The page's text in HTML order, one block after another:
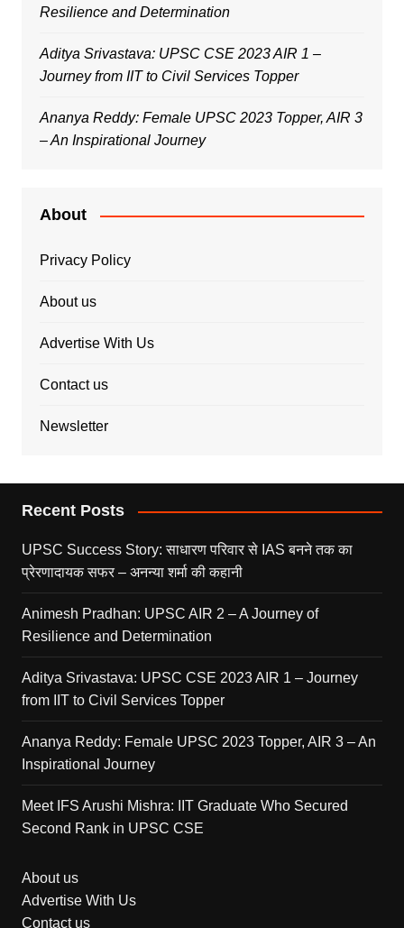
Resilience and Determination
Aditya Srivastava: UPSC CSE 2023 AIR 1 –
Journey from IIT to Civil Services Topper
Ananya Reddy: Female UPSC 2023 Topper, AIR 3
– An Inspirational Journey
About
Privacy Policy
About us
Advertise With Us
Contact us
Newsletter
Recent Posts
UPSC Success Story: साधारण परिवार से IAS बनने तक का
प्रेरणादायक सफर – अनन्या शर्मा की कहानी
Animesh Pradhan: UPSC AIR 2 – A Journey of
Resilience and Determination
Aditya Srivastava: UPSC CSE 2023 AIR 1 – Journey
from IIT to Civil Services Topper
Ananya Reddy: Female UPSC 2023 Topper, AIR 3 – An
Inspirational Journey
Meet IFS Arushi Mishra: IIT Graduate Who Secured
Second Rank in UPSC CSE
About us
Advertise With Us
Contact us